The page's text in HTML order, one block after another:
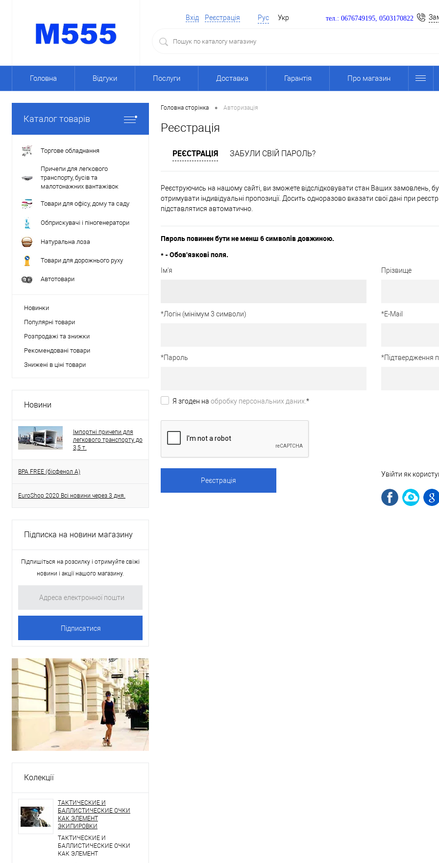
Вхід Реєстрація Рус Укр тел.: 0676749195, 0503170822
Головна Відгуки Послуги Доставка Гарантія Про магазин
Каталог товарів
Торгове обладнання
Причепи для легкового
транспорту, бусів та
малотонажних вантажівок
Товари для офісу, дому та саду
Обприскувачі і піногенератори
Натуральна лоза
Товари для дорожнього руху
Автотовари
Новинки
Популярні товари
Розпродажі та знижки
Рекомендовані товари
Знижені в ціні товари
Новини
Імпортні причепи для
легкового транспорту до
3,5 т.
BPA FREE (бісфенол A)
EuroShop 2020 Всі новини через 3 дня.
Підписка на новини магазину
Підпишіться на розсилку і отримуйте свіжі
новини і акції нашого магазину.
Колекції
ТАКТИЧЕСКИЕ И
БАЛЛИСТИЧЕСКИЕ ОЧКИ
КАК ЭЛЕМЕНТ
ЭКИПИРОВКИ
ТАКТИЧЕСКИЕ И
БАЛЛИСТИЧЕСКИЕ ОЧКИ
КАК ЭЛЕМЕНТ
Головна сторінка • Авторизація
Реєстрація
РЕЄСТРАЦІЯ ЗАБУЛИ СВІЙ ПАРОЛЬ?
Реєструючись на нашому сайті, ви зможете відслідковувати стан Ваших замовлень,
отримувати індивідуальні пропозиції. Досить одноразово вказати свої дані при
підставлятися автоматично.
Пароль повинен бути не менш 6 символів довжиною.
* - Обов'язкові поля.
Ім'я Прізвище
*Логін (мінімум 3 символи) *E-Mail
*Пароль *Підтвердження
Я згоден на обробку персональних даних.*
Увійти як